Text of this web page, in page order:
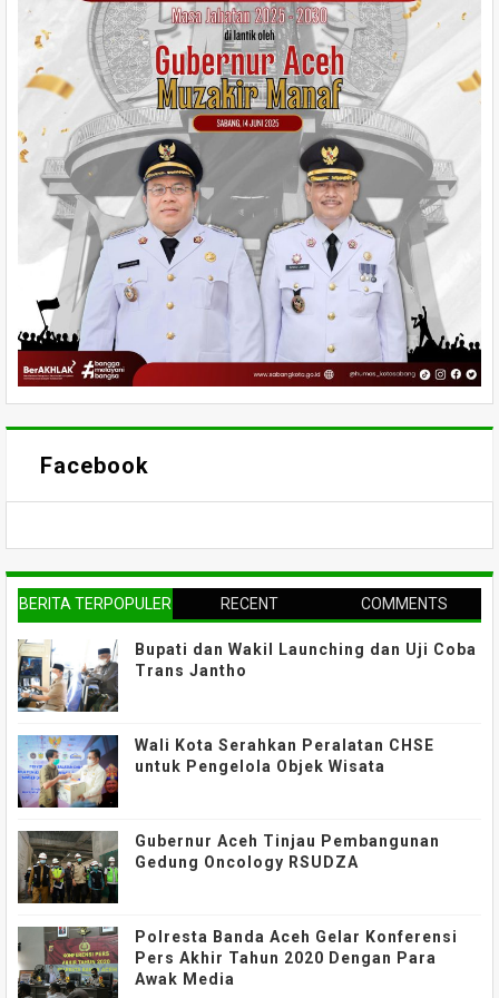
Facebook
BERITA TERPOPULER RECENT COMMENTS
Bupati dan Wakil Launching dan Uji Coba
Trans Jantho
Wali Kota Serahkan Peralatan CHSE
untuk Pengelola Objek Wisata
Gubernur Aceh Tinjau Pembangunan
Gedung Oncology RSUDZA
Polresta Banda Aceh Gelar Konferensi
Pers Akhir Tahun 2020 Dengan Para
Awak Media